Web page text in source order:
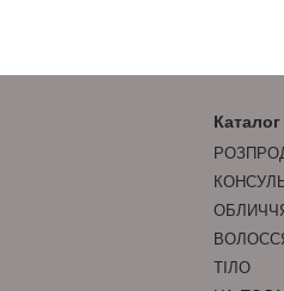
Каталог
ТІЛО